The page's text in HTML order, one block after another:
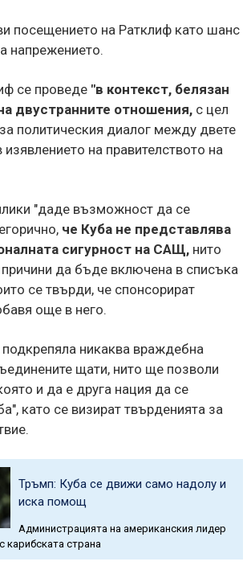
посещението на Ратклиф като шанс
напрежението.
се проведе "в контекст, белязан
двустранните отношения, с цел
политическия диалог между двете
изявлението на правителството на
"даде възможност да се
че Куба не представлява
сигурност на САЩ, нито
да бъде включена в списъка
се твърди, че спонсорират
още в него.
подкрепяла никаква враждебна
щати, нито ще позволи
и да е друга нация да се
като се визират твърденията за
Тръмп: Куба се движи само надолу и
иска помощ
Администрацията на американския лидер
карибската страна